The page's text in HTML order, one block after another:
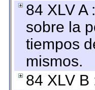
84 XLV
sobre la
tiempos
mismos.
84 XLV B